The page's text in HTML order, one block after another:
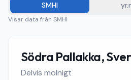
SMHI
Visar data från SMHI
Södra Pallakka,
Delvis molnigt